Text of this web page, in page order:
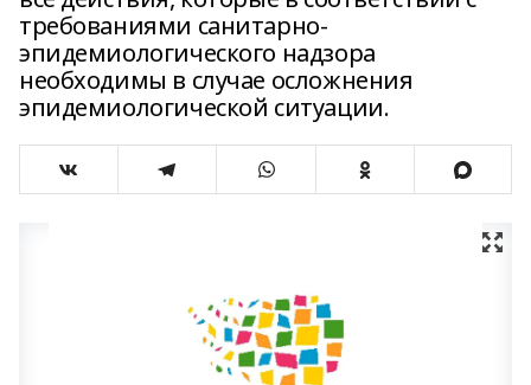
требованиями санитарно-
эпидемиологического надзора
необходимы в случае осложнения
эпидемиологической ситуации.